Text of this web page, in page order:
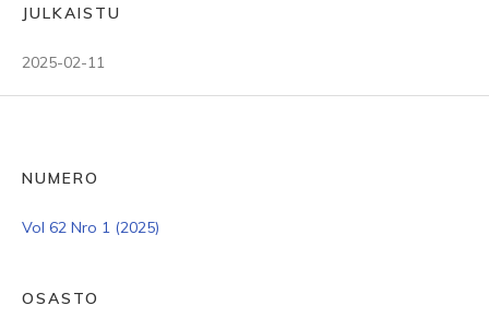
JULKAISTU
2025-02-11
NUMERO
Vol 62 Nro 1 (2025)
OSASTO